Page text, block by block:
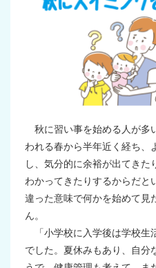
秋に習い事を始める人が多
われる春から半年近く経ち、
し、気分的に余裕が出てきた
わかってきたりするからだと
違った意味で何かを始めて見
ん。
「小学校に入学後は学校生
でした。夏休みもあり、自分